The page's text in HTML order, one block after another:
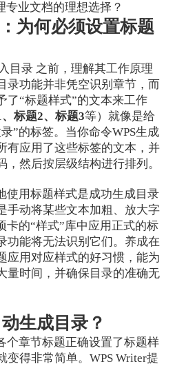
专业文档的理想选择？
为何必须设置标题
目录 之前，理解其工作原理
录功能并非凭空识别章节，而
了“标题样式”的文本来工作
标题2、标题3等）就像是给
”的标签。当你命令WPS生成
有应用了这些标签的文本，并
然后按层级结构进行排列。
使用标题样式是成功生成目录
手动将某些文本加粗、放大字
卡的“样式”库中应用正式的标
功能将无法识别它们。养成在
应用对应样式的好习惯，能为
量时间，并确保目录的准确无
生成目录？
个章节标题正确设置了标题样
变得非常简单。WPS Writer提